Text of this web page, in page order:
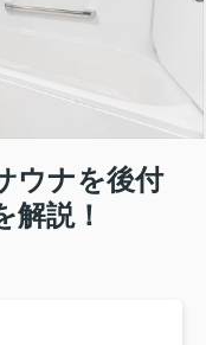
ウナを後付
解説！